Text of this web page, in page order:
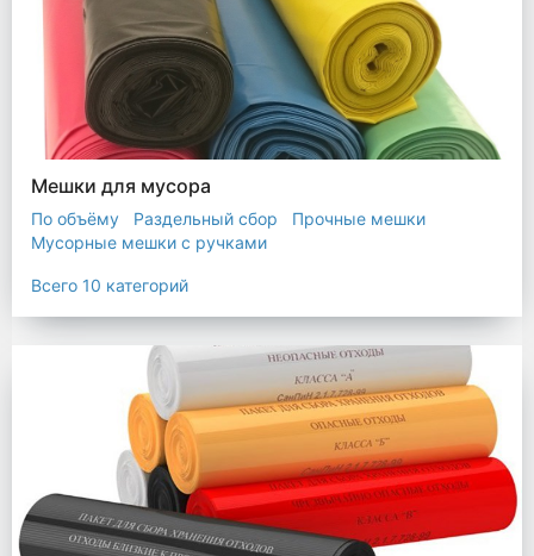
Мешки для мусора
По объёму Раздельный сбор
Прочные мешки
Мусорные мешки с ручками
Прозрачные мешки
Мешки строительные
Мешок для листьев
Всего 10 категорий